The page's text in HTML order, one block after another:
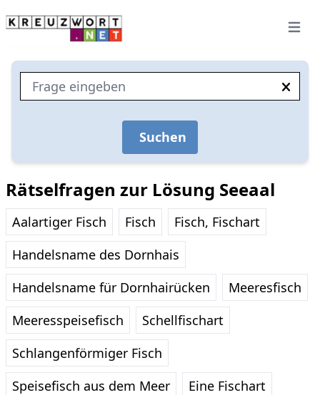
Open
Suchen
Rätselfragen zur Lösung Seeaal
Aalartiger Fisch Fisch
Fisch, Fischart
Handelsname des Dornhais
Handelsname für Dornhairücken
Meeresfisch
Meeresspeisefisch
Schellfischart
Schlangenförmiger Fisch
Speisefisch aus dem Meer
Eine Fischart